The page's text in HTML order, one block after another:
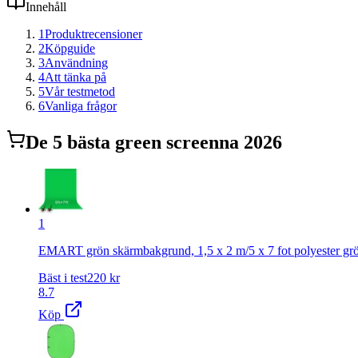
Innehåll
1Produktrecensioner
2Köpguide
3Användning
4Att tänka på
5Vår testmetod
6Vanliga frågor
De 5 bästa green screenna 2026
1
EMART grön skärmbakgrund, 1,5 x 2 m/5 x 7 fot polyester
Bäst i test220 kr
8.7
Köp